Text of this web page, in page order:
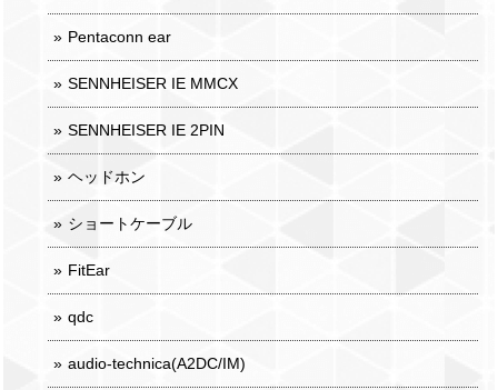
Pentaconn ear
SENNHEISER IE MMCX
SENNHEISER IE 2PIN
ヘッドホン
ショートケーブル
FitEar
qdc
audio-technica(A2DC/IM)